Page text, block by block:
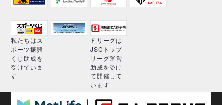
私たちはス
ポーツ振興
くじ助成を
受けていま
す
Ｆリーグは
JSCトップ
リーグ運営
助成を受け
て開催して
います